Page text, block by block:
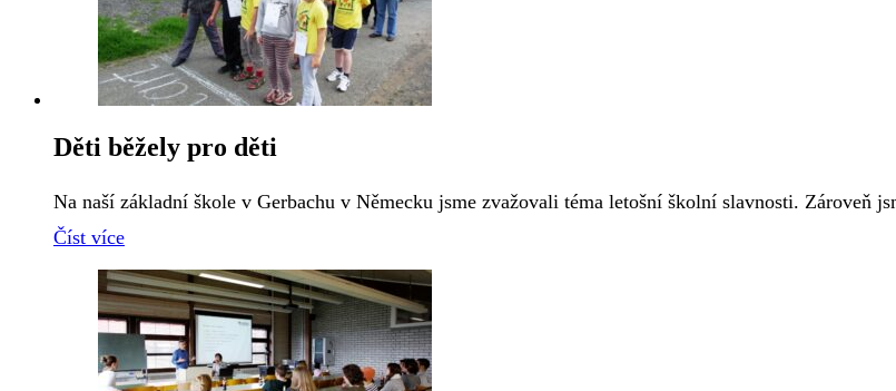
Děti běžely pro děti
Na naší základní škole v Gerbachu v Německu jsme zvažovali téma letošní školní slavnosti. Zároveň
Číst více